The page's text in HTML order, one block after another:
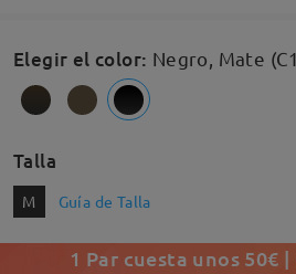
Elegir el color: Negro, Mate
Talla
M Guía de Talla
1 Par cuesta unos 50€